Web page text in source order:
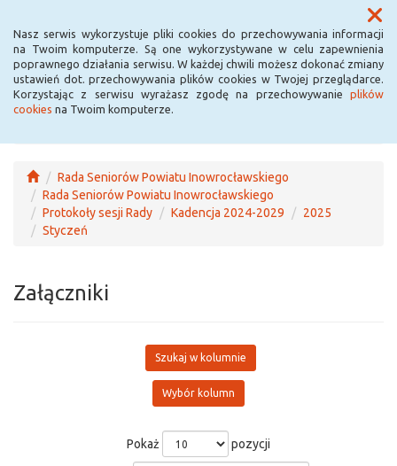
Nasz serwis wykorzystuje pliki cookies do przechowywania informacji
na Twoim komputerze. Są one wykorzystywane w celu zapewnienia
poprawnego działania serwisu. W każdej chwili możesz dokonać zmiany
ustawień dot. przechowywania plików cookies w Twojej przeglądarce.
Korzystając z serwisu wyrażasz zgodę na przechowywanie plików
cookies na Twoim komputerze.
Menu
Rada Seniorów Powiatu Inowrocławskiego
Rada Seniorów Powiatu Inowrocławskiego
Protokoły sesji Rady
Kadencja 2024-2029
2025
Styczeń
Załączniki
Szukaj w kolumnie
Wybór kolumn
Pokaż pozycji